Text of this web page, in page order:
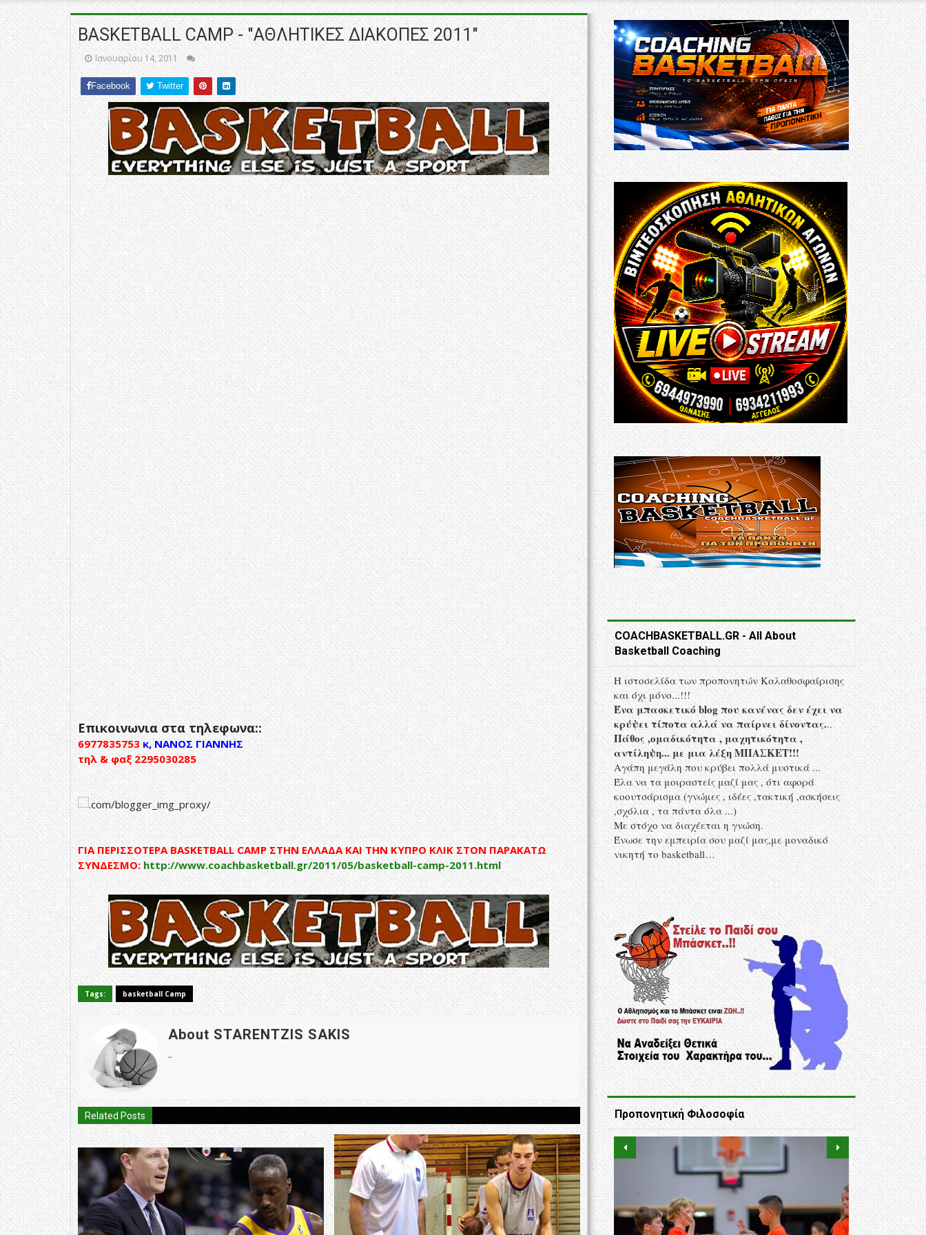
BASKETBALL CAMP - "ΑΘΛΗΤΙΚΕΣ ΔΙΑΚΟΠΕΣ 2011"
Ιανουαρίου 14, 2011
Facebook Twitter
Επικοινωνια στα τηλεφωνα::
6977835753κ, ΝΑΝΟΣ ΓΙΑΝΝΗΣ
τηλ & φαξ 2295030285
ΓΙΑ ΠΕΡΙΣΣΟΤΕΡΑ BASKETBALL CAMP ΣΤΗΝ ΕΛΛΑΔΑ ΚΑΙ ΤΗΝ ΚΥΠΡΟ ΚΛΙΚ ΣΤΟΝ ΠΑΡΑΚΑΤΩ
ΣΥΝΔΕΣΜΟ: http://www.coachbasketball.gr/2011/05/basketball-camp-2011.html
Tags: basketball Camp
About STARENTZIS SAKIS
..
Related Posts
COACHBASKETBALL.GR - All About
Basketball Coaching
Η ιστοσελίδα των προπονητών Kαλαθοσφαίρισης
και όχι μόνο...!!!
Ένα μπασκετικό blog που κανένας δεν έχει να
κρύψει τίποτα αλλά να παίρνει δίνοντας...
Πάθος ,ομαδικότητα , μαχητικότητα ,
αντίληψη... με μια λέξη MΠΑΣΚΕΤ!!!
Αγάπη μεγάλη που κρύβει πολλά μυστικά ...
Έλα να τα μοιραστείς μαζί μας , ότι αφορά
κοουτσάρισμα (γνώμες , ιδέες ,τακτική ,ασκήσεις
,σχόλια , τα πάντα όλα ...)
Με στόχο να διαχέεται η γνώση.
Ένωσε την εμπειρία σου μαζί μας,με μοναδικό
νικητή το basketball…
Προπονητική Φιλοσοφία